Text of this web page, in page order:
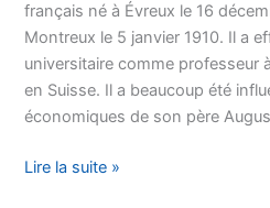
français né à Évreux le 16
Montreux le 5 janvier 1910. Il a
universitaire comme professeur
en Suisse. Il a beaucoup été
économiques de son père
Biographie
Lire la suite »